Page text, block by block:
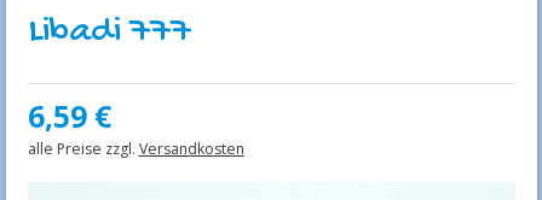
Libadi 777
6,59 €
alle Preise zzgl. Versandkosten